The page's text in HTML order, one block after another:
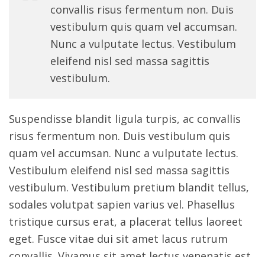
convallis risus fermentum non. Duis
vestibulum quis quam vel accumsan.
Nunc a vulputate lectus. Vestibulum
eleifend nisl sed massa sagittis
vestibulum.
Suspendisse blandit ligula turpis, ac convallis
risus fermentum non. Duis vestibulum quis
quam vel accumsan. Nunc a vulputate lectus.
Vestibulum eleifend nisl sed massa sagittis
vestibulum. Vestibulum pretium blandit tellus,
sodales volutpat sapien varius vel. Phasellus
tristique cursus erat, a placerat tellus laoreet
eget. Fusce vitae dui sit amet lacus rutrum